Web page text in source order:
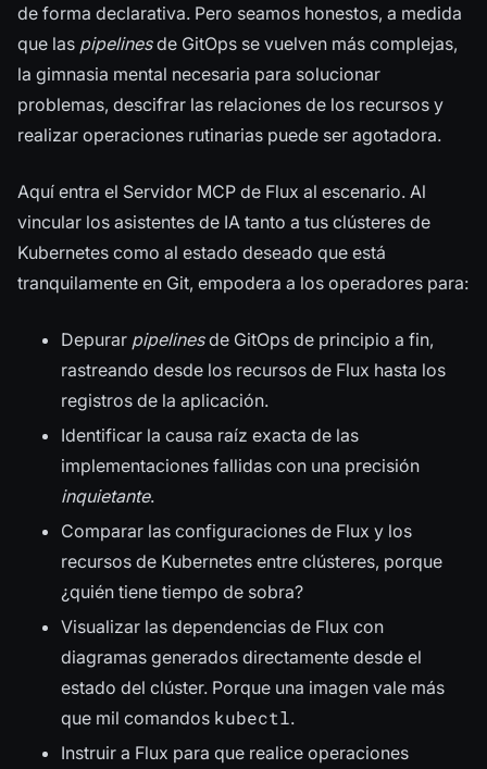
de forma declarativa. Pero seamos honestos, a medida
que las pipelinesde GitOps se vuelven más complejas,
la gimnasia mental necesaria para solucionar
problemas, descifrar las relaciones de los recursos y
realizar operaciones rutinarias puede ser agotadora.
Aquí entra el Servidor MCP de Flux al escenario. Al
vincular los asistentes de IA tanto a tus clústeres de
Kubernetes como al estado deseado que está
tranquilamente en Git, empodera a los operadores para:
Depurar pipelinesde GitOps de principio a fin,
rastreando desde los recursos de Flux hasta los
registros de la aplicación.
Identificar la causa raíz exacta de las
implementaciones fallidas con una precisión
inquietante.
Comparar las configuraciones de Flux y los
recursos de Kubernetes entre clústeres, porque
¿quién tiene tiempo de sobra?
Visualizar las dependencias de Flux con
diagramas generados directamente desde el
estado del clúster. Porque una imagen vale más
que mil comandos kubectl.
Instruir a Flux para que realice operaciones